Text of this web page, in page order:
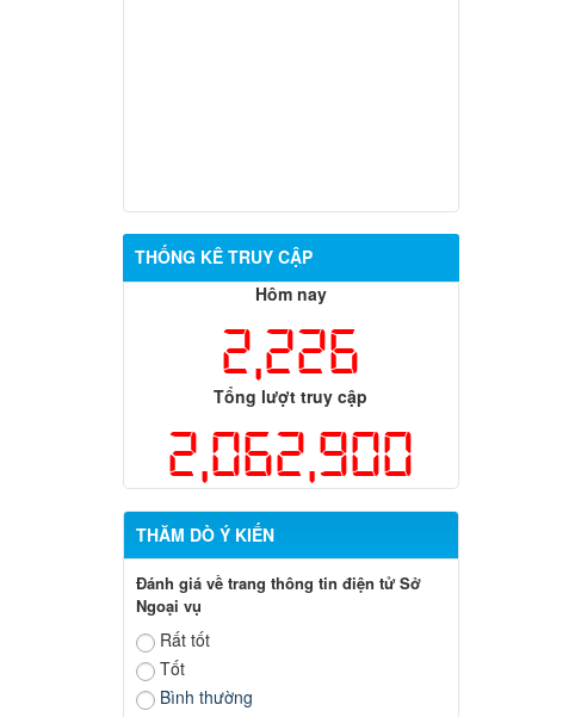
THỐNG KÊ TRUY CẬP
Hôm nay
2,226
Tổng lượt truy cập
2,062,900
THĂM DÒ Ý KIẾN
Đánh giá về trang thông tin điện tử Sở
Ngoại vụ
Rất tốt
Tốt
Bình thường